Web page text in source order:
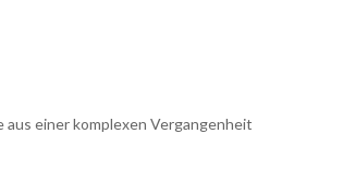
einer komplexen Vergangenheit